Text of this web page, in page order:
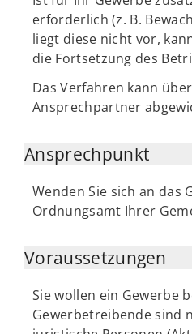
erforderlich (z. B.
liegt diese nicht vor,
die Fortsetzung des
Das Verfahren kann
Ansprechpartner
Ansprechpunkt
Wenden Sie sich an das
Ordnungsamt Ihrer
Voraussetzungen
Sie wollen ein Gewerbe
Gewerbetreibende sind